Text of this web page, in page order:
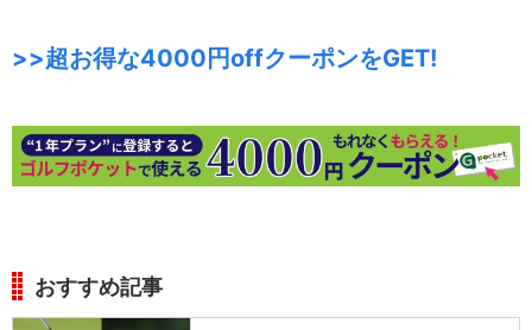
>>超お得な4000円offクーポンをGET!
おすすめ記事